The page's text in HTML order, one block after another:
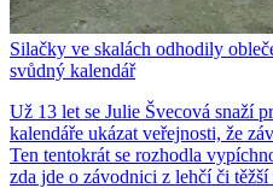
Silačky ve skalách odhodily
svůdný kalendář
Už 13 let se Julie Švecová snaží
kalendáře ukázat veřejnosti, že
Ten tentokrát se rozhodla
zda jde o závodnici z lehčí či